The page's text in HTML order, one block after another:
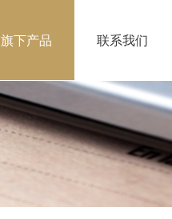
旗下产品 联系我们